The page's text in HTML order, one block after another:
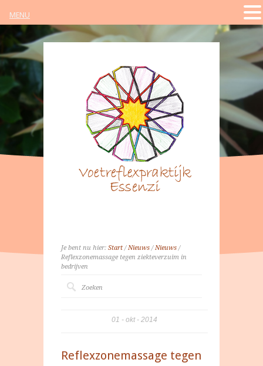
Je bent nu hier: Start /Nieuws /Nieuws /
Reflexzonemassage tegen ziekteverzuim in
bedrijven
01 okt 2014
Reflexzonemassage tegen
MENU